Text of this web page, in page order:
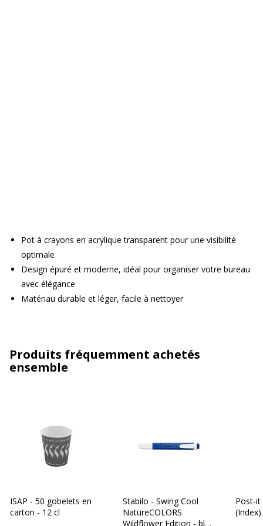
Pot à crayons en acrylique transparent pour une visibilité
optimale
Design épuré et moderne, idéal pour organiser votre bureau
avec élégance
Matériau durable et léger, facile à nettoyer
Produits fréquemment achetés
ensemble
ISAP - 50 gobelets en
carton - 12 cl
Stabilo - Swing Cool
NatureCOLORS
Wildflower Edition - bleu
Post-it